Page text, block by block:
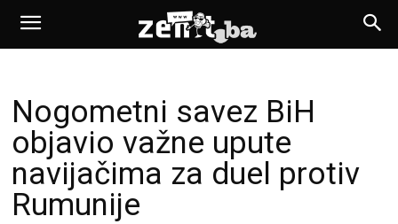
Nogometni savez BiH
objavio važne upute
navijačima za duel protiv
Rumunije